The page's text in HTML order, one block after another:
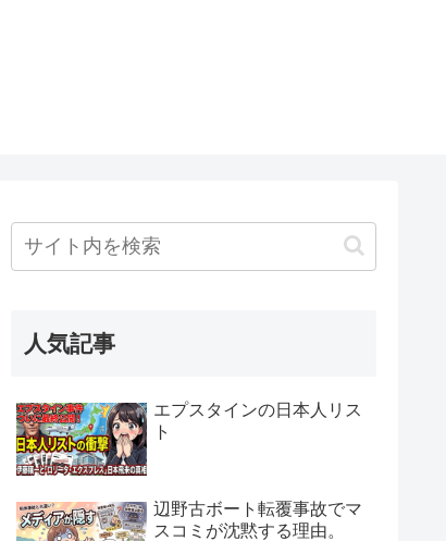
人気記事
エプスタインの日本人リス
ト
辺野古ボート転覆事故でマ
スコミが沈黙する理由。